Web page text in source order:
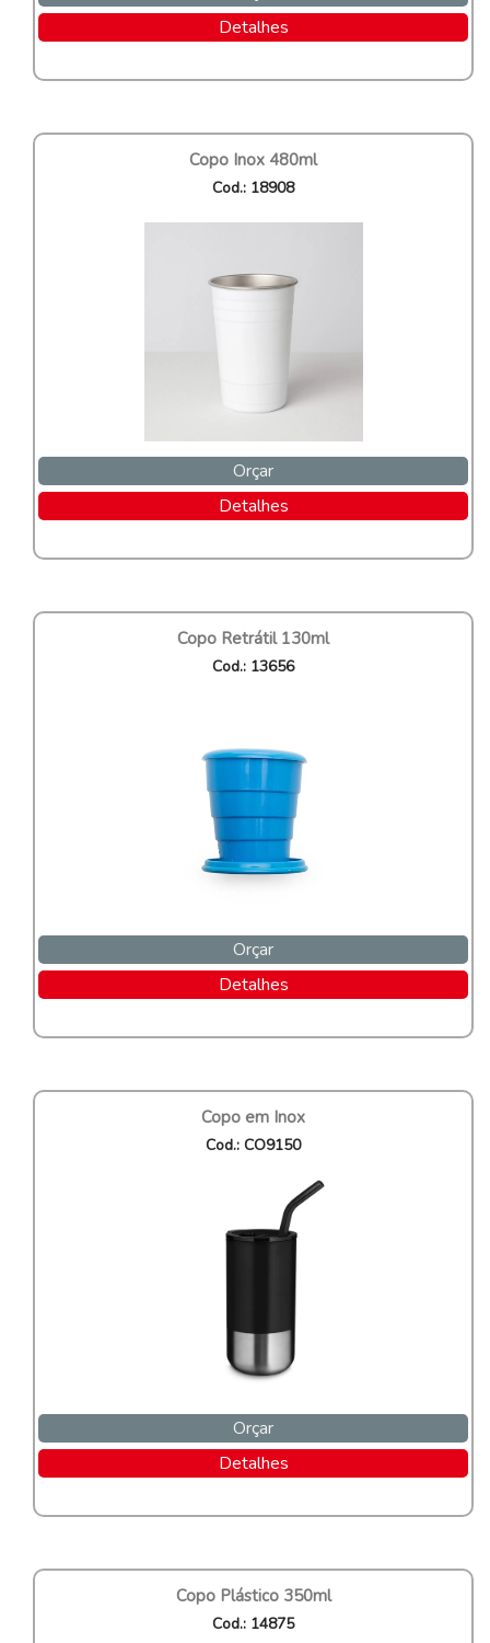
Detalhes
Copo Inox 480ml
Cod.: 18908
Orçar
Detalhes
Copo Retrátil 130ml
Cod.: 13656
Orçar
Detalhes
Copo em Inox
Cod.: CO9150
Orçar
Detalhes
Copo Plástico 350ml
Cod.: 14875